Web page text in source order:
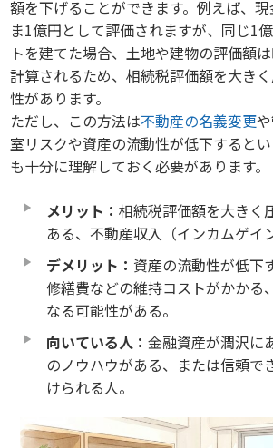
額を下げることができます。例えば、
ま1億円として評価されますが、同じ1
トを建てた場合、土地や建物の評価額
計算されるため、相続税評価額を大き
性があります。
ただし、この方法は不動産の名義変更
室リスクや資産の流動性が低下すると
も十分に理解しておく必要があります。
メリット：相続税評価額を大きく
ある、不動産収入（インカムゲイ
デメリット： 資産の流動性が低下
修繕費などの維持コストがかかる
なる可能性がある。
向いている人：金融資産が潤沢に
のノウハウがある、または信頼で
けられる人。